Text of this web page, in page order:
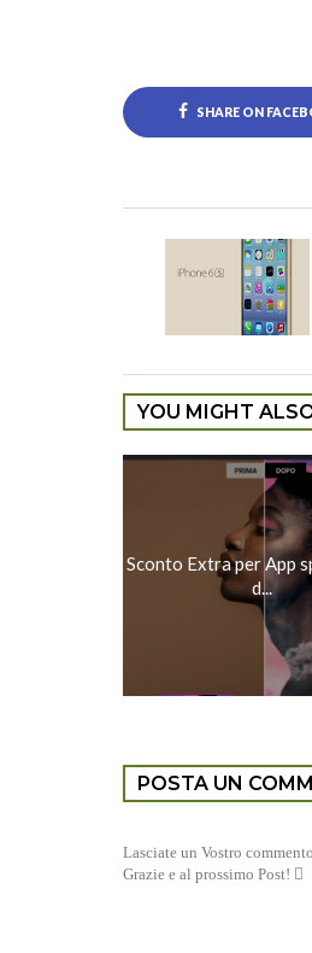
SHARE ON
YOU MIGHT
Sconto Extra per App
d...
POSTA UN
Lasciate un Vostro
Grazie e al prossimo Post! 